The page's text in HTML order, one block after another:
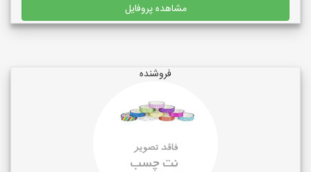
مشاهده پروفایل
فروشنده